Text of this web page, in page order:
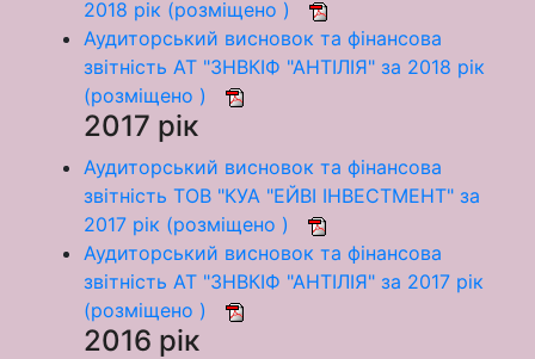
2018 рік (розміщено )
Аудиторський висновок та фінансова
звітність АТ "ЗНВКІФ "АНТІЛІЯ" за 2018 рік
(розміщено )
2017 рік
Аудиторський висновок та фінансова
звітність ТОВ "КУА "ЕЙВІ ІНВЕСТМЕНТ" за
2017 рік (розміщено )
Аудиторський висновок та фінансова
звітність АТ "ЗНВКІФ "АНТІЛІЯ" за 2017 рік
(розміщено )
2016 рік